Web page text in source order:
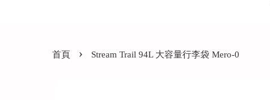
首頁 › Stream Trail 94L 大容量行李袋 Mero-0